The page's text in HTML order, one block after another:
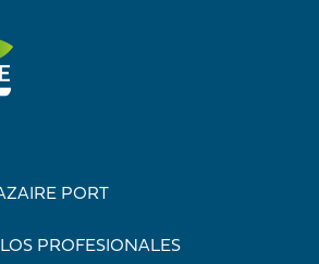
PORT
PROFESIONALES